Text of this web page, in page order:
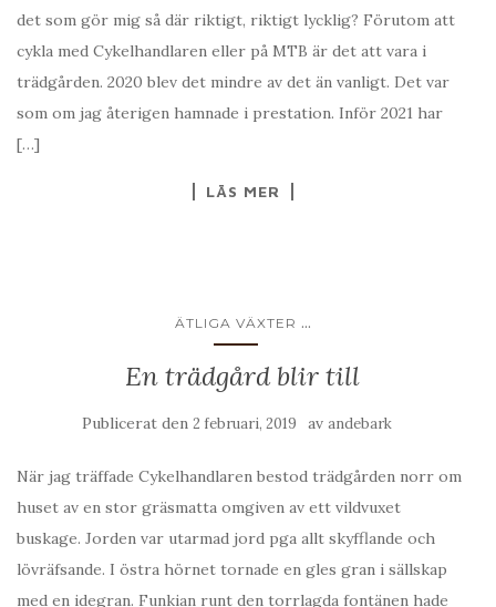
det som gör mig så där riktigt, riktigt lycklig? Förutom att
cykla med Cykelhandlaren eller på MTB är det att vara i
trädgården. 2020 blev det mindre av det än vanligt. Det var
som om jag återigen hamnade i prestation. Inför 2021 har
[…]
LÄS MER
ÄTLIGA VÄXTER ...
En trädgård blir till
Publicerat den 2 februari, 2019 av andebark
När jag träffade Cykelhandlaren bestod trädgården norr om
huset av en stor gräsmatta omgiven av ett vildvuxet
buskage. Jorden var utarmad jord pga allt skyfflande och
lövräfsande. I östra hörnet tornade en gles gran i sällskap
med en idegran. Funkian runt den torrlagda fontänen hade